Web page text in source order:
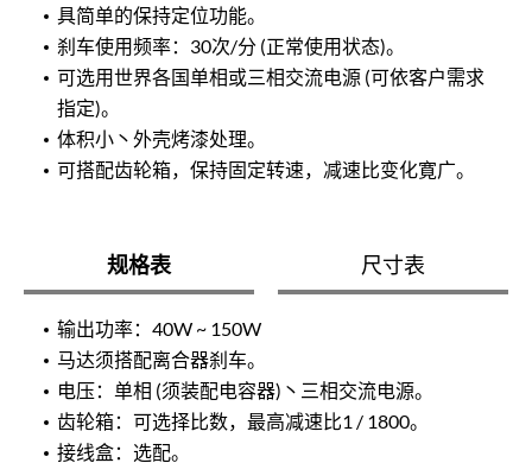
具简单的保持定位功能。
刹车使用频率：30次/分 (正常使用状态)。
可选用世界各国单相或三相交流电源 (可依客户需求
指定)。
体积小丶外壳烤漆处理。
可搭配齿轮箱，保持固定转速，减速比变化寛广。
规格表 尺寸表
输出功率：40W ~ 150W
马达须搭配离合器刹车。
电压：单相 (须装配电容器)丶三相交流电源。
齿轮箱：可选择比数，最高减速比1 / 1800。
接线盒：选配。